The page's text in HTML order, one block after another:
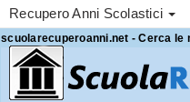
Recupero Anni Scolastici
scuolarecuperoanni.net - Cerca le